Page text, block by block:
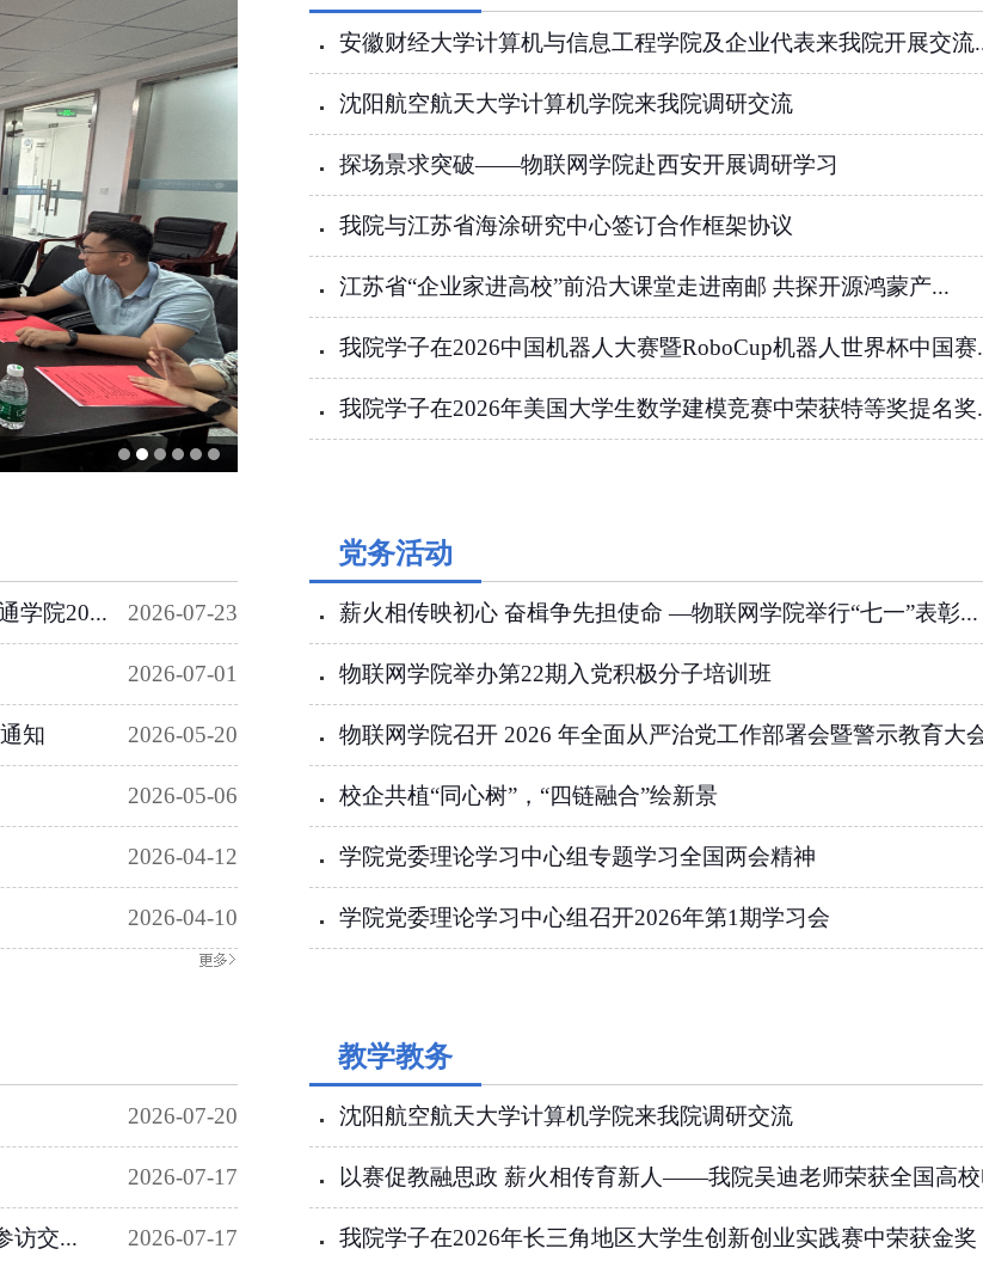
安徽财经大学计算机与信息工程学院及企业代表来我院开展交流
沈阳航空航天大学计算机学院来我院调研交流
探场景求突破——物联网学院赴西安开展调研学习
我院与江苏省海涂研究中心签订合作框架协议
江苏省“企业家进高校”前沿大课堂走进南邮 共探开源鸿蒙产...
我院学子在2026中国机器人大赛暨RoboCup机器人世界杯中国赛
我院学子在2026年美国大学生数学建模竞赛中荣获特等奖提名奖
学院20... 2026-07-23
2026-07-01
知 2026-05-20
2026-05-06
2026-04-12
2026-04-10
党务活动
薪火相传映初心 奋楫争先担使命 —物联网学院举行“七一”表彰...
物联网学院举办第22期入党积极分子培训班
物联网学院召开 2026 年全面从严治党工作部署会暨警示教育大
校企共植“同心树”，“四链融合”绘新景
学院党委理论学习中心组专题学习全国两会精神
学院党委理论学习中心组召开2026年第1期学习会
2026-07-20
2026-07-17
访交... 2026-07-17
教学教务
沈阳航空航天大学计算机学院来我院调研交流
以赛促教融思政 薪火相传育新人——我院吴迪老师荣获全国高
我院学子在2026年长三角地区大学生创新创业实践赛中荣获金奖